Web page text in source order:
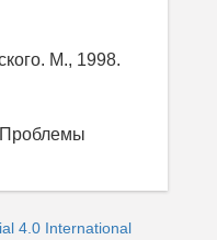
М., 1998.
Проблемы
4.0 International